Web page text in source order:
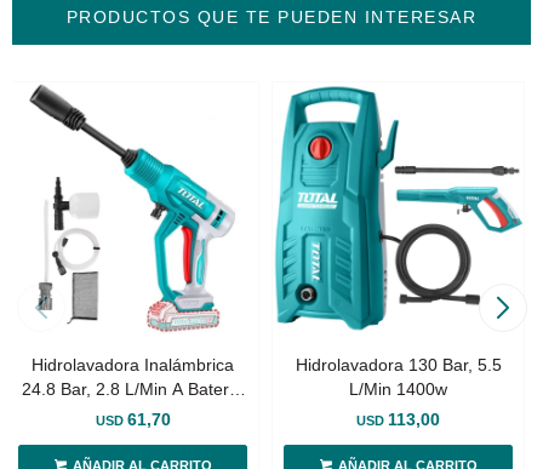
PRODUCTOS QUE TE PUEDEN INTERESAR
Hidrolavadora Inalámbrica
24.8 Bar, 2.8 L/Min A Batería
20v
USD 61,70
Hidrolavadora 130 Bar, 5.5
L/Min 1400w
USD 113,00